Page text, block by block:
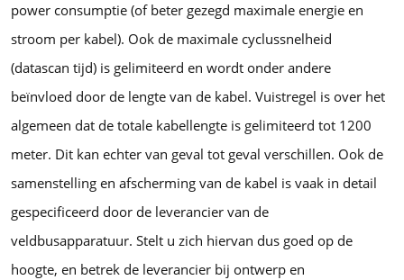
power consumptie (of beter gezegd maximale energie en
stroom per kabel). Ook de maximale cyclussnelheid
(datascan tijd) is gelimiteerd en wordt onder andere
beïnvloed door de lengte van de kabel. Vuistregel is over het
algemeen dat de totale kabellengte is gelimiteerd tot 1200
meter. Dit kan echter van geval tot geval verschillen. Ook de
samenstelling en afscherming van de kabel is vaak in detail
gespecificeerd door de leverancier van de
veldbusapparatuur. Stelt u zich hiervan dus goed op de
hoogte, en betrek de leverancier bij ontwerp en